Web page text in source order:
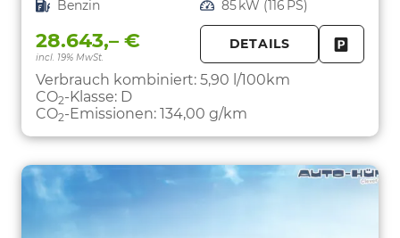
Kraftstoff Benzin Leistung 85 kW (116 PS)
28.643,– €
incl. 19% MwSt.
DETAILS
Verbrauch kombiniert: 5,90 l/100km
CO2-Klasse: D
CO2-Emissionen: 134,00 g/km